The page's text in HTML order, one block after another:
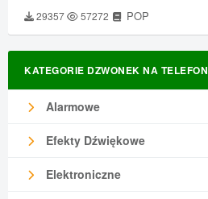
29357 57272 POP
KATEGORIE DZWONEK NA TELEFON
Alarmowe
Efekty Dźwiękowe
Elektroniczne